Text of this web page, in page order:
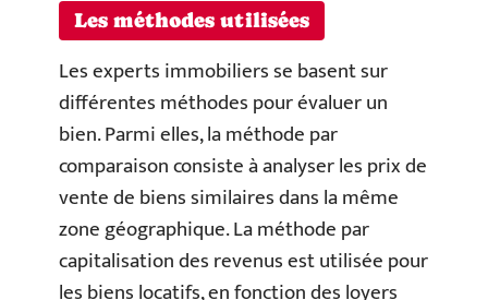
Les méthodes utilisées
Les experts immobiliers se basent sur
différentes méthodes pour évaluer un
bien. Parmi elles, la méthode par
comparaison consiste à analyser les prix de
vente de biens similaires dans la même
zone géographique. La méthode par
capitalisation des revenus est utilisée pour
les biens locatifs, en fonction des loyers